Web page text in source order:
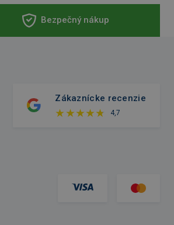
Bezpečný nákup
Zákaznícke recenzie
4,7